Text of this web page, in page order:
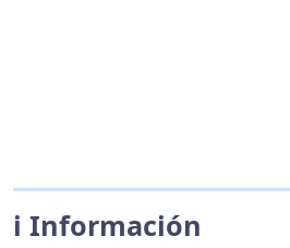
ℹ️ Información